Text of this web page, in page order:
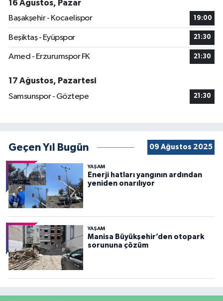
16 Ağustos, Pazar
Başakşehir - Kocaelispor
19:00
Beşiktaş - Eyüpspor 21:30
Amed - Erzurumspor FK 21:30
17 Ağustos, Pazartesi
Samsunspor - Göztepe
21:30
Geçen Yıl Bugün 09 Ağustos 2025
YAŞAM
Enerji hatları yangının ardından
yeniden onarılıyor
YAŞAM
Manisa Büyükşehir’den otopark
sorununa çözüm